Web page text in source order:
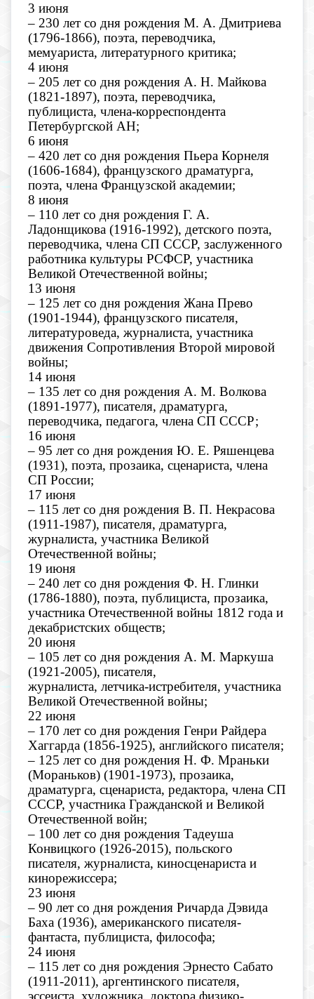
3 июня
– 230 лет со дня рождения М. А. Дмитриева
(1796-1866), поэта, переводчика,
мемуариста, литературного критика;
4 июня
– 205 лет со дня рождения А. Н. Майкова
(1821-1897), поэта, переводчика,
публициста, члена-корреспондента
Петербургской АН;
6 июня
– 420 лет со дня рождения Пьера Корнеля
(1606-1684), французского драматурга,
поэта, члена Французской академии;
8 июня
– 110 лет со дня рождения Г. А.
Ладонщикова (1916-1992), детского поэта,
переводчика, члена СП СССР, заслуженного
работника культуры РСФСР, участника
Великой Отечественной войны;
13 июня
– 125 лет со дня рождения Жана Прево
(1901-1944), французского писателя,
литературоведа, журналиста, участника
движения Сопротивления Второй мировой
войны;
14 июня
– 135 лет со дня рождения А. М. Волкова
(1891-1977), писателя, драматурга,
переводчика, педагога, члена СП СССР;
16 июня
– 95 лет со дня рождения Ю. Е. Ряшенцева
(1931), поэта, прозаика, сценариста, члена
СП России;
17 июня
– 115 лет со дня рождения В. П. Некрасова
(1911-1987), писателя, драматурга,
журналиста, участника Великой
Отечественной войны;
19 июня
– 240 лет со дня рождения Ф. Н. Глинки
(1786-1880), поэта, публициста, прозаика,
участника Отечественной войны 1812 года и
декабристских обществ;
20 июня
– 105 лет со дня рождения А. М. Маркуша
(1921-2005), писателя,
журналиста, летчика-истребителя, участника
Великой Отечественной войны;
22 июня
– 170 лет со дня рождения Генри Райдера
Хаггарда (1856-1925), английского писателя;
– 125 лет со дня рождения Н. Ф. Мраньки
(Мораньков) (1901-1973), прозаика,
драматурга, сценариста, редактора, члена СП
СССР, участника Гражданской и Великой
Отечественной войн;
– 100 лет со дня рождения Тадеуша
Конвицкого (1926-2015), польского
писателя, журналиста, киносценариста и
кинорежиссера;
23 июня
– 90 лет со дня рождения Ричарда Дэвида
Баха (1936), американского писателя-
фантаста, публициста, философа;
24 июня
– 115 лет со дня рождения Эрнесто Сабато
(1911-2011), аргентинского писателя,
эссеиста, художника, доктора физико-